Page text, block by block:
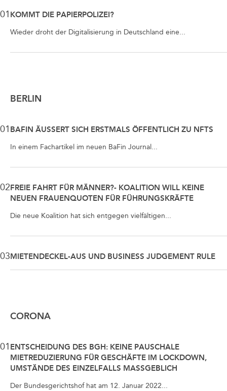
01 KOMMT DIE PAPIERPOLIZEI?
Wieder droht der Digitalisierung in Deutschland eine...
BERLIN
01 BAFIN ÄUSSERT SICH ERSTMALS ÖFFENTLICH ZU NFTS
In einem Fachartikel im neuen BaFin Journal...
02 FREIE FAHRT FÜR MÄNNER?- KOALITION WILL KEINE
NEUEN FRAUENQUOTEN FÜR FÜHRUNGSKRÄFTE
Die neue Koalition hat sich entgegen vielfältigen...
03 MIETENDECKEL-AUS UND BUSINESS JUDGEMENT RULE
CORONA
01 ENTSCHEIDUNG DES BGH: KEINE PAUSCHALE
MIETREDUZIERUNG FÜR GESCHÄFTE IM LOCKDOWN,
UMSTÄNDE DES EINZELFALLS MASSGEBLICH
Der Bundesgerichtshof hat am 12. Januar 2022...